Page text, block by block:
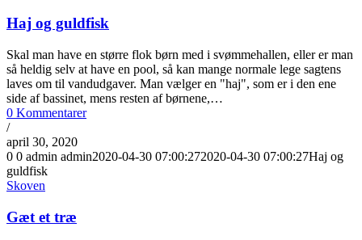
Haj og guldfisk
Skal man have en større flok børn med i svømmehallen, eller er man
så heldig selv at have en pool, så kan mange normale lege sagtens
laves om til vandudgaver. Man vælger en "haj", som er i den ene
side af bassinet, mens resten af børnene,…
0 Kommentarer
/
april 30, 2020
0 0 admin admin2020-04-30 07:00:272020-04-30 07:00:27Haj og
guldfisk
Skoven
Gæt et træ